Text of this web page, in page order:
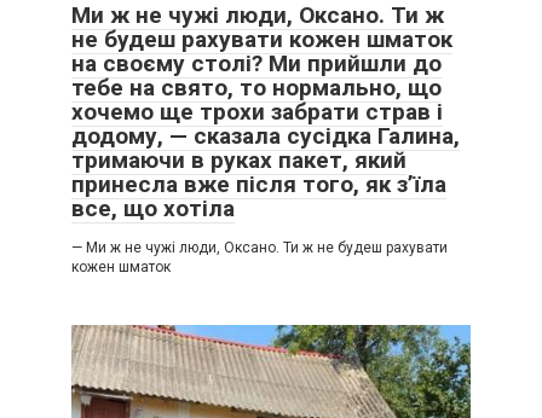
Ми ж не чужі люди, Оксано. Ти ж
не будеш рахувати кожен шматок
на своєму столі? Ми прийшли до
тебе на свято, то нормально, що
хочемо ще трохи забрати страв і
додому, — сказала сусідка Галина,
тримаючи в руках пакет, який
принесла вже після того, як з’їла
все, що хотіла
— Ми ж не чужі люди, Оксано. Ти ж не будеш рахувати
кожен шматок